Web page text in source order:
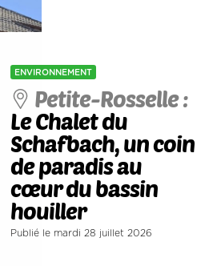
ENVIRONNEMENT
Petite-Rosselle :
Le Chalet du
Schafbach, un coin
de paradis au
cœur du bassin
houiller
Publié le mardi 28 juillet 2026